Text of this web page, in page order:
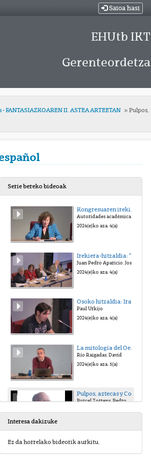
Saioa hasi
EHUtb IKT
Gerenteordetza
II. ASTEA ARTEETAN
Pulpos,
Serie bereko bideoak
Kongresuaren irekiera-ekitaldia
Autoridades académicas: Vicerrectorado, Facultad de Letras, Facultad de Bellas Artes, UNED
2024(e)ko aza. 4(a)
Irekiera-hitzaldia: “El arte de la creación literaria”
Juan Pedro Aparicio, José María Merino y Bernardo Atxaga
2024(e)ko aza. 4(a)
Osoko hitzaldia: Irati
Paul Urkijo
2024(e)ko aza. 4(a)
La mitología del Oeste norteamericano: expansión, revisión y nuevas versiones
Río Raigadas, David
2024(e)ko aza. 5(a)
Pulpos, aztecas y Colts: el Weird Western en el cómic clásico español
Porcel Torrens, Pedro
Interesa dakizuke
Ez da horrelako bideorik aurkitu.